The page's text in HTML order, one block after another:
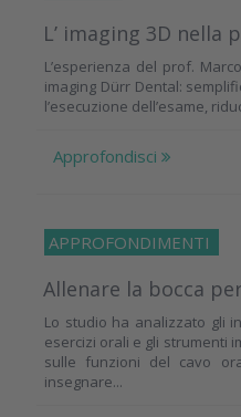
L’ imaging 3D nella
L’esperienza del prof.
imaging Dürr Dental:
l’esecuzione dell’esame,
Approfondisci
APPROFONDIMENTI
Allenare la bocca
Lo studio ha analizzato gli
esercizi orali e gli strumenti
sulle funzioni del cavo
insegnare...